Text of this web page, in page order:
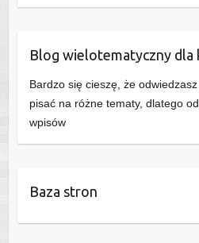
Blog wielotematyczny dla
Bardzo się cieszę, że
pisać na różne tematy, dlatego
wpisów
Baza stron